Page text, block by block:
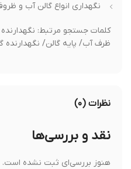
نگهداری انواع گالن آب و ظروف
کلمات جستجو مرتبط: نگهدارنده
ظرف آب/ پایه گالن/ نگهدارنده گالن
نظرات (۰)
نقد و بررسی‌ها
هنوز بررسی‌ای ثبت نشده است.